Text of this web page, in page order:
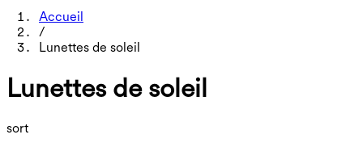
Accueil
/
Lunettes de soleil
Lunettes de soleil
sort